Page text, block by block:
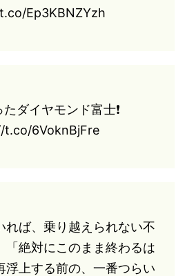
Ep3KBNZYzh
ダイヤモンド富士❗
t.co/6VoknBjFre
れば、乗り越えられない不
「絶対にこのまま終わるは
浮上する前の、一番つらい